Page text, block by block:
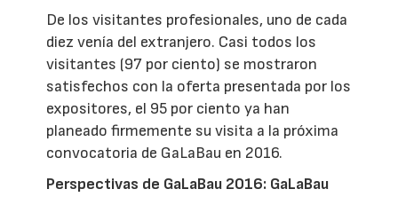
De los visitantes profesionales, uno de cada
diez venía del extranjero. Casi todos los
visitantes (97 por ciento) se mostraron
satisfechos con la oferta presentada por los
expositores, el 95 por ciento ya han
planeado firmemente su visita a la próxima
convocatoria de GaLaBau en 2016.
Perspectivas de GaLaBau 2016: GaLaBau